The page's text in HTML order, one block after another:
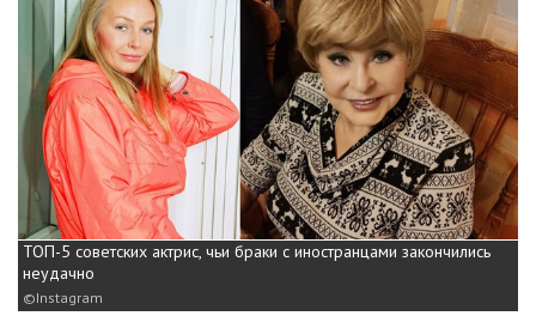
ТОП-5 советских актрис, чьи браки с иностранцами закончились
неудачно
Instagram